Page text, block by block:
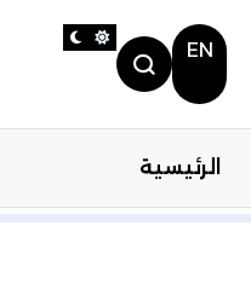
EN
الرئيسية